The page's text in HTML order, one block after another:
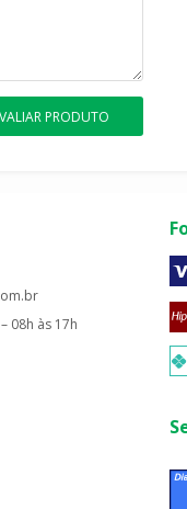
PRODUTO
08h às 17h